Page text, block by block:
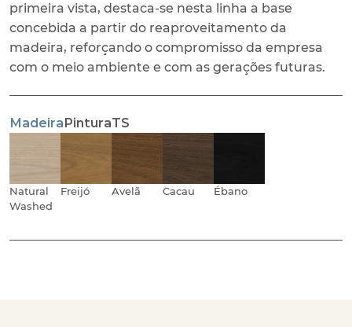
primeira vista, destaca-se nesta linha a base
concebida a partir do reaproveitamento da
madeira, reforçando o compromisso da empresa
com o meio ambiente e com as gerações futuras.
MadeiraPinturaTS
Natural
Washed
Freijó Avelã Cacau Ébano